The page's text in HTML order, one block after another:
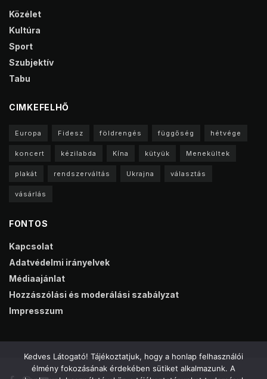
Közélet
Kultúra
Sport
Szubjektív
Tabu
CIMKEFELHŐ
Europa Fidesz földrengés függőség hétvége
koncert kézilabda Kína kütyük Menekültek
plakát rendszerváltás Ukrajna választás
vásárlás
FONTOS
Kapcsolat
Adatvédelmi irányelvek
Médiaajánlat
Hozzászólási és moderálási szabályzat
Impresszum
Kedves Látogató! Tájékoztatjuk, hogy a honlap felhasználói
élmény fokozásának érdekében sütiket alkalmazunk. A